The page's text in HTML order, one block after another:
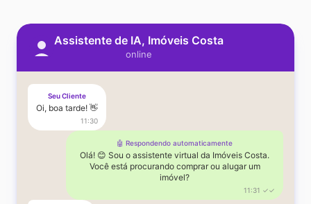
Assistente de IA, Imóveis Costa
online
Seu Cliente
Oi, boa tarde! 👋
11:30
🤖 Respondendo automaticamente
Olá! 😊 Sou o assistente virtual da Imóveis Costa.
Você está procurando comprar ou alugar um
imóvel?
11:31 ✓✓